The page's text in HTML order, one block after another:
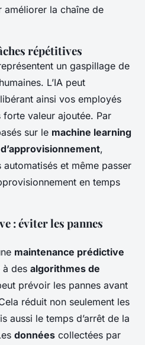
améliorer la chaîne de
répétitives
un gaspillage de
L’IA peut
ainsi vos employés
valeur ajoutée. Par
sur le machine learning
,
et même passer
en temps
: éviter les pannes
maintenance prédictive
à des algorithmes de
prévoir les pannes avant
réduit non seulement les
aussi le temps d’arrêt de la
données collectées par